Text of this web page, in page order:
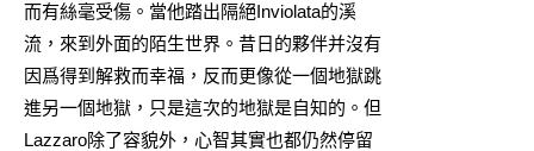
而有絲毫受傷。當他踏出隔絕Inviolata的溪
流，來到外面的陌生世界。昔日的夥伴并沒有
因爲得到解救而幸福，反而更像從一個地獄跳
進另一個地獄，只是這次的地獄是自知的。但
Lazzaro除了容貌外，心智其實也都仍然停留